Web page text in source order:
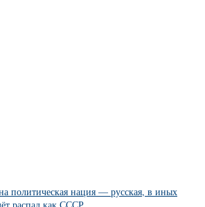
политическая нация — русская, в иных